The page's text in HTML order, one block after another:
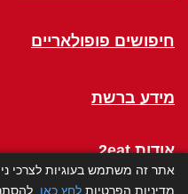
חיפושים פופולאריים
מידע ברשת
אודות 2eat
אתר זה משתמש בעוגיות לצרכי
מדיניות הפרטיות לחץ כאן .